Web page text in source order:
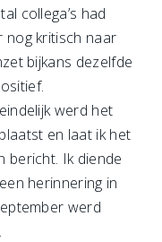
collega’s had
nog kritisch naar
bijkans dezelfde
werd het
en laat ik het
bericht. Ik diende
herinnering in
werd